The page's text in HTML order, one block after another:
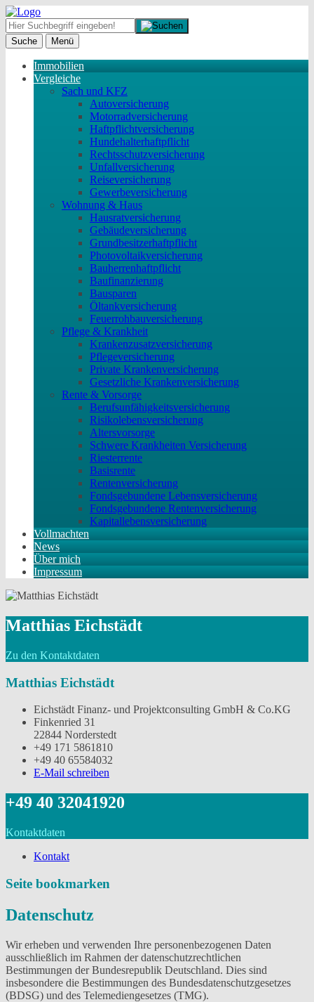
Suche Menü
Immobilien
Vergleiche
Sach und KFZ
Autoversicherung
Motorradversicherung
Haftpflichtversicherung
Hundehalterhaftpflicht
Rechtsschutzversicherung
Unfallversicherung
Reiseversicherung
Gewerbeversicherung
Wohnung & Haus
Hausratversicherung
Gebäudeversicherung
Grundbesitzerhaftpflicht
Photovoltaikversicherung
Bauherrenhaftpflicht
Baufinanzierung
Bausparen
Öltankversicherung
Feuerrohbauversicherung
Pflege & Krankheit
Krankenzusatzversicherung
Pflegeversicherung
Private Krankenversicherung
Gesetzliche Krankenversicherung
Rente & Vorsorge
Berufs­unfähigkeitsversicherung
Risikolebensversicherung
Altersvorsorge
Schwere Krankheiten Versicherung
Riesterrente
Basisrente
Rentenversicherung
Fondsgebundene Lebensversicherung
Fondsgebundene Rentenversicherung
Kapitallebensversicherung
Vollmachten
News
Über mich
Impressum
Matthias Eichstädt
Zu den Kontaktdaten
Matthias Eichstädt
Eichstädt Finanz- und Projektconsulting GmbH & Co.KG
Finkenried 31
22844 Norderstedt
‭+49 171 5861810
+49 40 65584032
E-Mail schreiben
‭+49 40 32041920
Kontaktdaten
Kontakt
Seite bookmarken
Datenschutz
Wir erheben und verwenden Ihre personenbezogenen Daten
ausschließlich im Rahmen der datenschutzrechtlichen
Bestimmungen der Bundesrepublik Deutschland. Dies sind
insbesondere die Bestimmungen des Bundesdatenschutzgesetzes
(BDSG) und des Telemediengesetzes (TMG).